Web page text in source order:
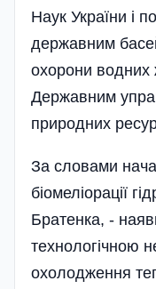
Наук України­ і
державним
охорони водних
Державним
природних
За словами
біомеліорації
Братенка, -
технологічною
охолодження